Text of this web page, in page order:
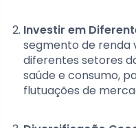
Investir em
segmento de renda
diferentes setores
saúde e consumo,
flutuações de